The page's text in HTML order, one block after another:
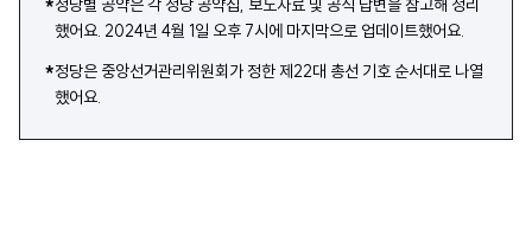
정당별 공약은 각 정당 공약집, 보도자료 및 공식 답변을 참고해 정리
했어요. 2024년 4월 1일 오후 7시에 마지막으로 업데이트했어요.
*정당은 중앙선거관리위원회가 정한 제22대 총선 기호 순서대로 나열
했어요.